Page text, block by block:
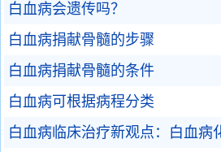
白血病会遗传吗？
白血病捐献骨髓的步骤
白血病捐献骨髓的条件
白血病可根据病程分类
白血病临床治疗新观点：白血病